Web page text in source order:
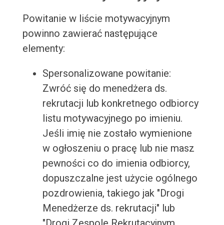
Powitanie w liście motywacyjnym
powinno zawierać następujące
elementy:
Spersonalizowane powitanie:
Zwróć się do menedżera ds.
rekrutacji lub konkretnego odbiorcy
listu motywacyjnego po imieniu.
Jeśli imię nie zostało wymienione
w ogłoszeniu o pracę lub nie masz
pewności co do imienia odbiorcy,
dopuszczalne jest użycie ogólnego
pozdrowienia, takiego jak "Drogi
Menedżerze ds. rekrutacji" lub